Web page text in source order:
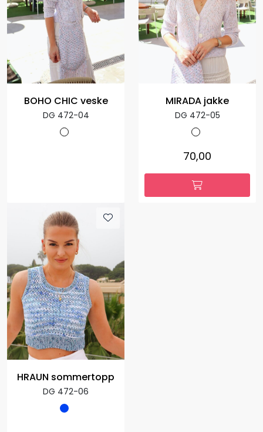
BOHO CHIC veske
DG 472-04
MIRADA jakke
DG 472-05
70,00
HRAUN sommertopp
DG 472-06